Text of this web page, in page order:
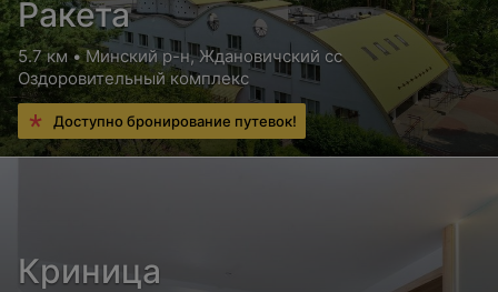
Ракета
5.7 км • Минский р-н, Ждановичский сс
Оздоровительный комплекс
Доступно бронирование путевок!
Криница